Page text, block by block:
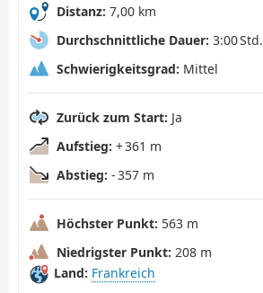
Distanz: 7,00 km
Durchschnittliche Dauer: 3:00 Std.
Schwierigkeitsgrad: Mittel
Zurück zum Start: Ja
Aufstieg: + 361 m
Abstieg: - 357 m
Höchster Punkt: 563 m
Niedrigster Punkt: 208 m
Land: Frankreich